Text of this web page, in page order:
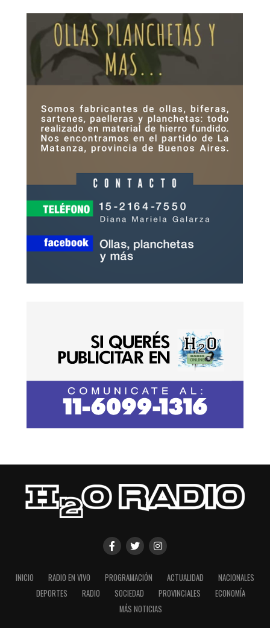
INICIO RADIO EN VIVO PROGRAMACIÓN ACTUALIDAD
NACIONALES
DEPORTES
RADIO SOCIEDAD PROVINCIALES
ECONOMÍA
MÁS NOTICIAS